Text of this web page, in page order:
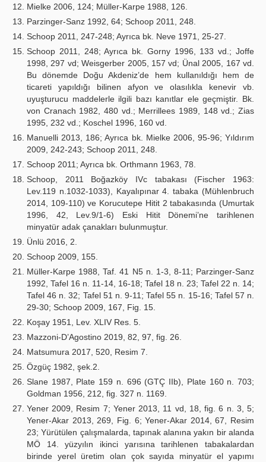
Mielke 2006, 124; Müller-Karpe 1988, 126.
Parzinger-Sanz 1992, 64; Schoop 2011, 248.
Schoop 2011, 247-248; Ayrıca bk. Neve 1971, 25-27.
Schoop 2011, 248; Ayrıca bk. Gorny 1996, 133 vd.; Joffe
1998, 297 vd; Weisgerber 2005, 157 vd; Ünal 2005, 167 vd.
Bu dönemde Doğu Akdeniz’de hem kullanıldığı hem de
ticareti yapıldığı bilinen afyon ve olasılıkla kenevir vb.
uyuşturucu maddelerle ilgili bazı kanıtlar ele geçmiştir. Bk.
von Cranach 1982, 480 vd.; Merrillees 1989, 148 vd.; Zias
1995, 232 vd.; Koschel 1996, 160 vd.
Manuelli 2013, 186; Ayrıca bk. Mielke 2006, 95-96; Yıldırım
2009, 242-243; Schoop 2011, 248.
Schoop 2011; Ayrıca bk. Orthmann 1963, 78.
Schoop, 2011 Boğazköy IVc tabakası (Fischer 1963:
Lev.119 n.1032-1033), Kayalıpınar 4. tabaka (Mühlenbruch
2014, 109-110) ve Korucutepe Hitit 2 tabakasında (Umurtak
1996, 42, Lev.9/1-6) Eski Hitit Dönemi’ne tarihlenen
minyatür adak çanakları bulunmuştur.
Ünlü 2016, 2.
Schoop 2009, 155.
Müller-Karpe 1988, Taf. 41 N5 n. 1-3, 8-11; Parzinger-Sanz
1992, Tafel 16 n. 11-14, 16-18; Tafel 18 n. 23; Tafel 22 n. 14;
Tafel 46 n. 32; Tafel 51 n. 9-11; Tafel 55 n. 15-16; Tafel 57 n.
29-30; Schoop 2009, 167, Fig. 15.
Koşay 1951, Lev. XLIV Res. 5.
Mazzoni-D’Agostino 2019, 82, 97, fig. 26.
Matsumura 2017, 520, Resim 7.
Özgüç 1982, şek.2.
Slane 1987, Plate 159 n. 696 (GTÇ IIb), Plate 160 n. 703;
Goldman 1956, 212, fig. 327 n. 1169.
Yener 2009, Resim 7; Yener 2013, 11 vd, 18, fig. 6 n. 3, 5;
Yener-Akar 2013, 269, Fig. 6; Yener-Akar 2014, 67, Resim
23; Yürütülen çalışmalarda, tapınak alanına yakın bir alanda
MÖ 14. yüzyılın ikinci yarısına tarihlenen tabakalardan
birinde yerel üretim olan çok sayıda minyatür el yapımı